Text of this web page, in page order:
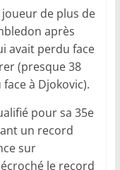
de plus de
après
avait perdu face
(presque 38
à Djokovic).
pour sa 35e
un record
sur
le record